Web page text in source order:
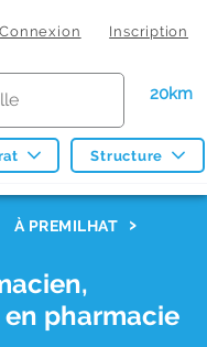
Connexion Inscription
20km
Structure
À PREMILHAT
pharmacie